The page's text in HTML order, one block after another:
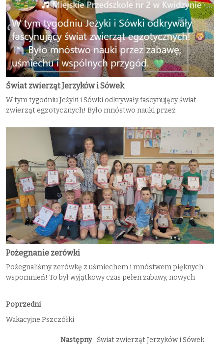
Świat zwierząt Jerzyków i Sówek
W tym tygodniu Jeżyki i Sówki odkrywały fascynujący świat
zwierząt egzotycznych! Było mnóstwo nauki przez
Pożegnanie zerówki
Pożegnaliśmy zerówkę z uśmiechem i mnóstwem pięknych
wspomnień! To był wyjątkowy czas pełen zabawy, nowych
Poprzedni
Wakacyjne Pszczółki
Następny Świat zwierząt Jerzyków i Sówek